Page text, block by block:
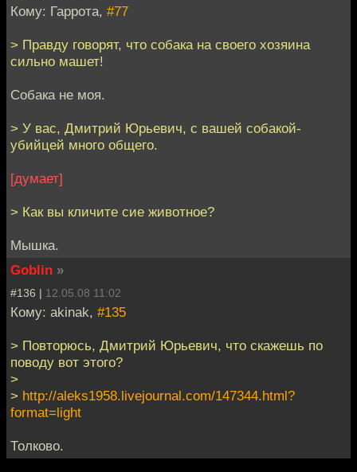
Кому: Гаррота, #77
> Правду говорят, что собака на своего хозяина
сильно машет!
Собака не моя.
> У вас, Дмитрий Юрьевич, с вашей собакой-
убийцей много общего.
[думает]
> Как вы кличите сие животное?
Мышка.
Goblin »
#136 | 12.05.08 11:02
Кому: akinak, #135
> Повторюсь, Дмитрий Юрьевич, что скажешь по
поводу вот этого?
>
> http://aleks1958.livejournal.com/147344.html?
format=light
Толково.